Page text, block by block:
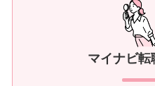
マイナビ転